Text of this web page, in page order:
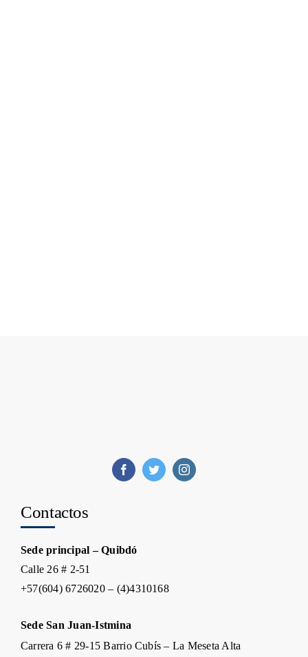
Contactos
Sede principal – Quibdó
Calle 26 # 2-51
+57(604) 6726020 – (4)4310168
Sede San Juan-Istmina
Carrera 6 # 29-15 Barrio Cubís – La Meseta Alta